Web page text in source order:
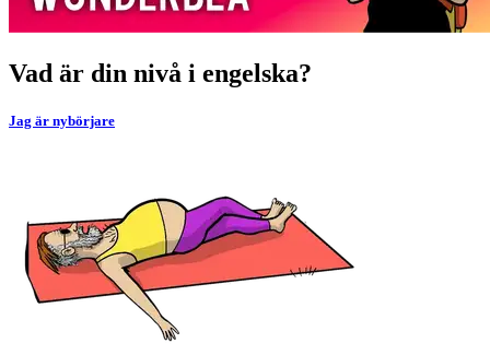
Vad är din nivå i engelska?
Jag är nybörjare